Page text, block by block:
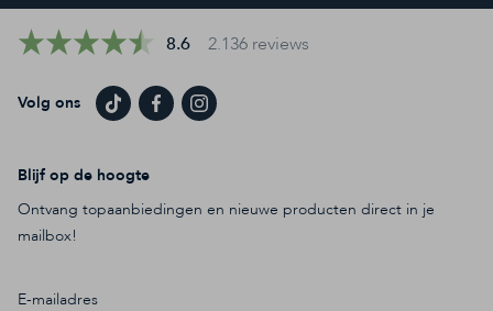
8.6 2.136 reviews
Volg ons
Blijf op de hoogte
Ontvang topaanbiedingen en nieuwe producten direct in je
mailbox!
E-mailadres